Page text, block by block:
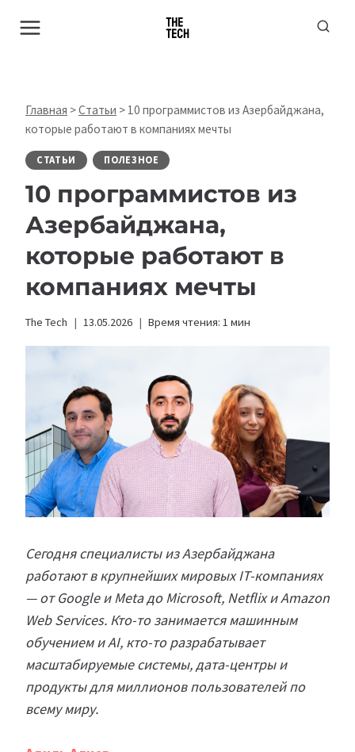
Главная >Статьи > 10 программистов из Азербайджана,
которые работают в компаниях мечты
СТАТЬИ ПОЛЕЗНОЕ
10 программистов из
Азербайджана,
которые работают в
компаниях мечты
The Tech 13.05.2026 Время чтения: 1 мин
Сегодня специалисты из Азербайджана
работают в крупнейших мировых IT-компаниях
— от Google и Meta до Microsoft, Netflix и Amazon
Web Services. Кто-то занимается машинным
обучением и AI, кто-то разрабатывает
масштабируемые системы, дата-центры и
продукты для миллионов пользователей по
всему миру.